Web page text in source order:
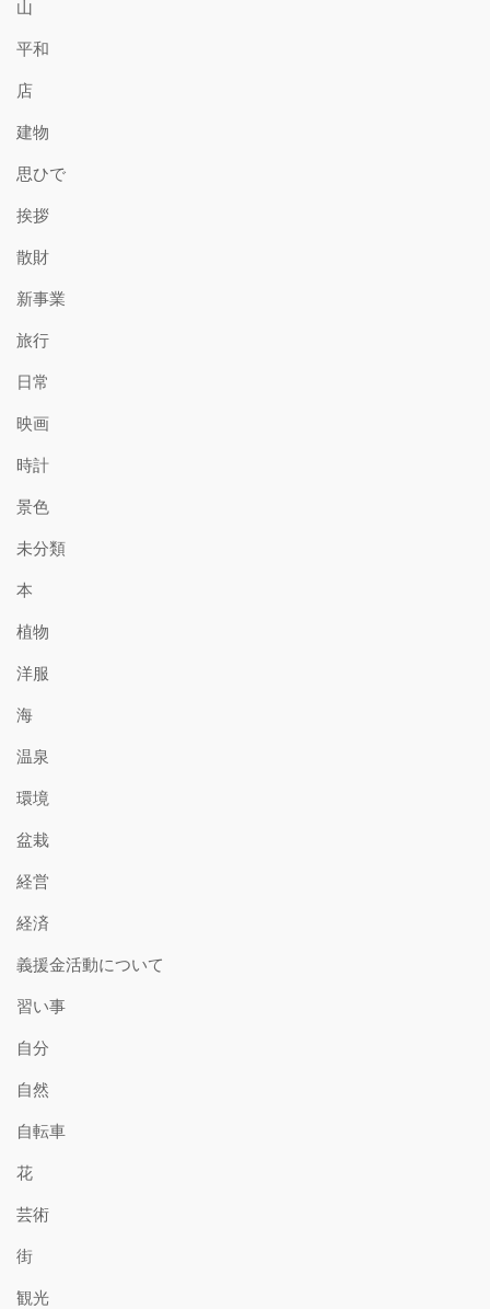
山
平和
店
建物
思ひで
挨拶
散財
新事業
旅行
日常
映画
時計
景色
未分類
本
植物
洋服
海
温泉
環境
盆栽
経営
経済
義援金活動について
習い事
自分
自然
自転車
花
芸術
街
観光